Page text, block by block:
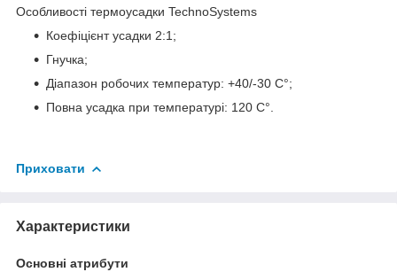
Особливості термоусадки TechnoSystems
Коефіцієнт усадки 2:1;
Гнучка;
Діапазон робочих температур: +40/-30 C°;
Повна усадка при температурі: 120 C°.
Приховати
Характеристики
Основні атрибути